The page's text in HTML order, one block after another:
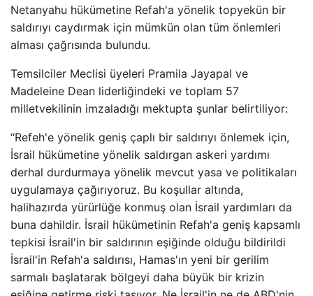
Netanyahu hükümetine Refah'a yönelik topyekün bir
saldırıyı caydırmak için mümkün olan tüm önlemleri
alması çağrısında bulundu.
Temsilciler Meclisi üyeleri Pramila Jayapal ve
Madeleine Dean liderliğindeki ve toplam 57
milletvekilinin imzaladığı mektupta şunlar belirtiliyor:
“Refeh'e yönelik geniş çaplı bir saldırıyı önlemek için,
İsrail hükümetine yönelik saldırgan askeri yardımı
derhal durdurmaya yönelik mevcut yasa ve politikaları
uygulamaya çağırıyoruz. Bu koşullar altında,
halihazırda yürürlüğe konmuş olan İsrail yardımları da
buna dahildir. İsrail hükümetinin Refah'a geniş kapsamlı
tepkisi İsrail'in bir saldırının eşiğinde olduğu bildirildi
İsrail'in Refah'a saldırısı, Hamas'ın yeni bir gerilim
sarmalı başlatarak bölgeyi daha büyük bir krizin